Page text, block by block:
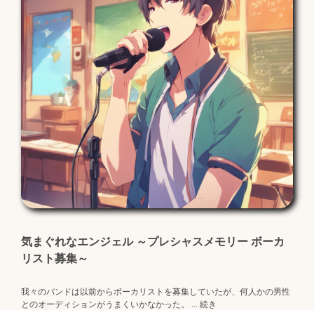
気まぐれなエンジェル ～プレシャスメモリー ボーカ
リスト募集～
我々のバンドは以前からボーカリストを募集していたが、何人かの男性
とのオーディションがうまくいかなかった。 ... 続き